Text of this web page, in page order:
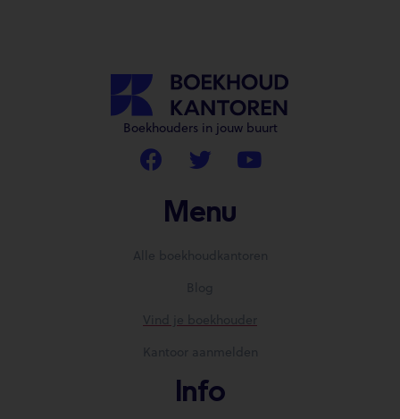
Boekhouders in jouw buurt
Menu
Alle boekhoudkantoren
Blog
Vind je boekhouder
Kantoor aanmelden
Info